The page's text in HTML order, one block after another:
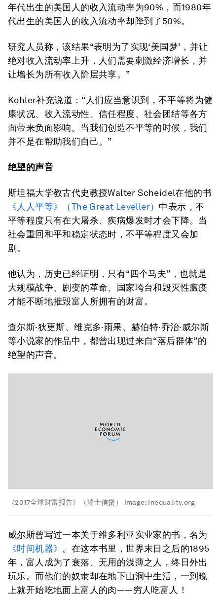
年代出生的美国人的收入流动率为90%，而1980年
代出生的美国人的收入流动率却降到了50%。
研究人员称，该结果“表明为了实现‘美国梦’，并让
绝对收入流动率上升，人们需要刺激经济增长，并
让增长为所有收入阶层共享。”
Kohler补充说道：“人们应当意识到，不平等将为健
康状况、收入流动性、信任程度、社会团结等各方
面带来负面影响。当我们创造不平等的时候，我们
并不是在帮助我们自己。”
绝望的声音
斯坦福大学教古代史教授Walter Scheidel在他的书
《人人平等》（The Great Leveller） 中表示，不
平等程度只有在大屠杀、疾病爆发时才会下降。当
社会重回和平和稳定状态时，不平等程度又会加
剧。
他认为，历史已经证明，只有“四个马夫”，也就是
大规模战争、剧变的革命、国家垮台和毁灭性瘟疫
才能不断地摧毁富人所拥有的财富。
查尔斯·狄更斯、维克多·雨果、赫伯特·乔治·威尔斯
等小说家的作品中，都曾出现过来自“落后群体”的
绝望的声音。
《2017全球财富报告》（瑞士信贷） Image: Inequality.org
威尔斯曾写过一本关于维多利亚实业家的书，名为
《时间机器》 。在这本书里，世界末日之后的1895
年，富人成为了衰落、无用的浅薄之人，终日外出
玩乐。而他们的奴隶却在地下山洞中生活，一到晚
上就开始吃地面上富人的肉——穷人吃富人！